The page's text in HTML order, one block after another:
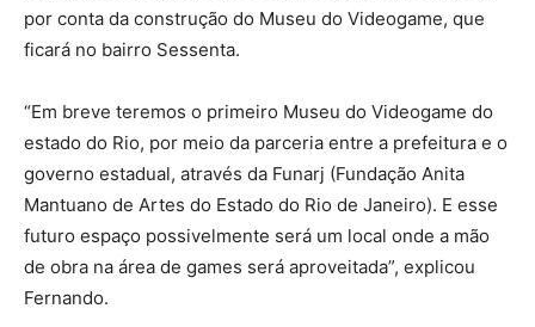
por conta da construção do Museu do Videogame, que
ficará no bairro Sessenta.
“Em breve teremos o primeiro Museu do Videogame do
estado do Rio, por meio da parceria entre a prefeitura e o
governo estadual, através da Funarj (Fundação Anita
Mantuano de Artes do Estado do Rio de Janeiro). E esse
futuro espaço possivelmente será um local onde a mão
de obra na área de games será aproveitada”, explicou
Fernando.